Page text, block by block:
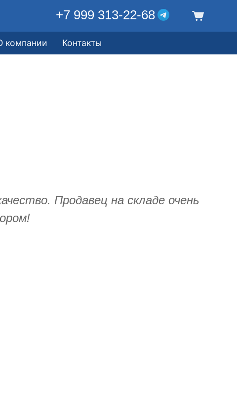
+7 999 313-22-68
компании Контакты
Продавец на складе очень